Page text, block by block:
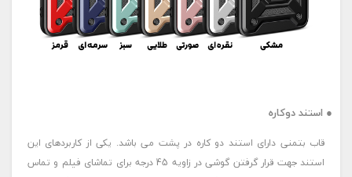
● استند دوکاره
قاب بتمنی دارای استند دو کاره در پشت می باشد. یکی از کاربردهای این
استند جهت قرار گرفتن گوشی در زاویه 45 درجه برای تماشای فیلم و تماس